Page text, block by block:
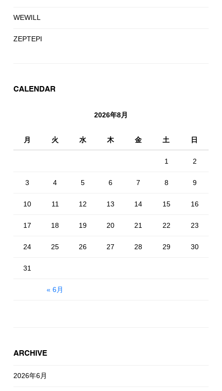
WEWILL
ZEPTEPI
CALENDAR
2026年8月
月 火 水 木 金 土 日
« 6月
1 2
3 4 5 6 7 8 9
10 11 12 13 14 15 16
17 18 19 20 21 22 23
24 25 26 27 28 29 30
31
ARCHIVE
2026年6月